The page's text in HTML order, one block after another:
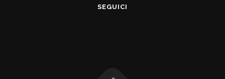
SEGUICI